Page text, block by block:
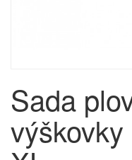
Sada